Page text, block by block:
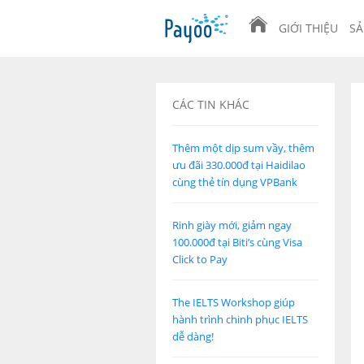
GIỚI THIỆU
CÁC TIN KHÁC
Thêm một dịp sum vầy, thêm
ưu đãi 330.000đ tại Haidilao
cùng thẻ tín dụng VPBank
Rinh giày mới, giảm ngay
100.000đ tại Biti’s cùng Visa
Click to Pay
The IELTS Workshop giúp
hành trình chinh phục IELTS
dễ dàng!